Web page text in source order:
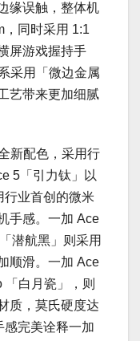
缘误触，整体机
，同时采用 1:1
屏游戏握持手
采用「微边金属
艺带来更加细腻
新配色，采用行
5「引力钛」以
行业首创的微米
手感。一加 Ace
潜航黑」则采用
顺滑。一加 Ace
白月瓷」，则
质，莫氏硬度达
感完美诠释一加